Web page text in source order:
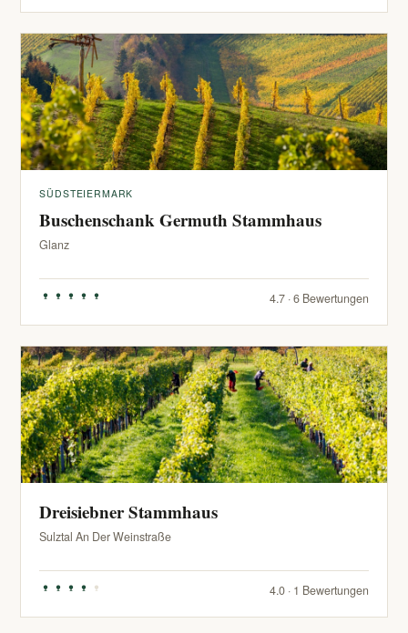
SÜDSTEIERMARK
Buschenschank Germuth Stammhaus
Glanz
4.7 · 6 Bewertungen
Dreisiebner Stammhaus
Sulztal An Der Weinstraße
4.0 · 1 Bewertungen